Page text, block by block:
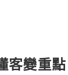
客變重